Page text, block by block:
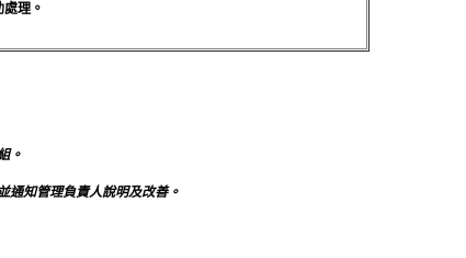
理。
。
通知管理負責人說明及改善。